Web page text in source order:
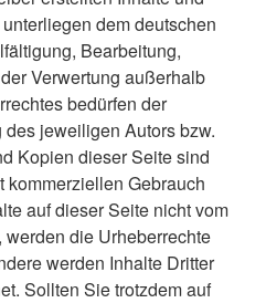
dem deutschen
Bearbeitung,
Verwertung außerhalb
bedürfen der
jeweiligen Autors bzw.
Kopien dieser Seite sind
kommerziellen Gebrauch
auf dieser Seite nicht vom
die Urheberrechte
werden Inhalte Dritter
Sollten Sie trotzdem auf